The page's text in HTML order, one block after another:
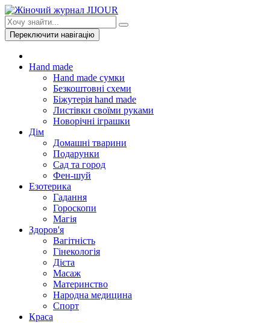
Переключити навігацію
Hand made
Hand made сумки
Безкоштовні схеми
Біжутерія hand made
Листівки своїми руками
Новорічні іграшки
Дім
Домашні тварини
Подарунки
Сад та город
Фен-шуй
Езотерика
Гадання
Гороскопи
Магія
Здоров'я
Вагітність
Гінекологія
Дієта
Масаж
Материнство
Народна медицина
Спорт
Краса